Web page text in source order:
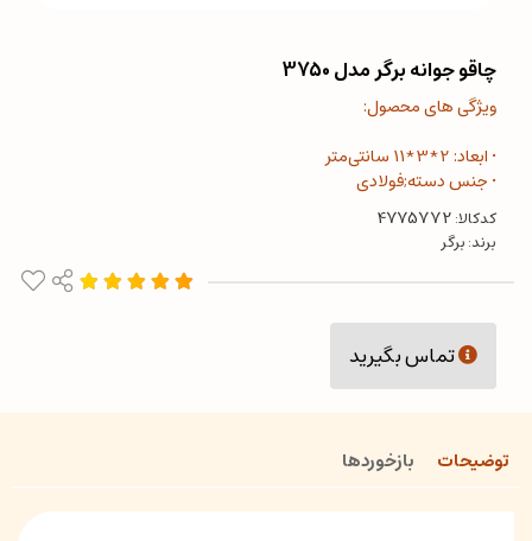
چاقو جوانه برگر مدل 3750
ویژگی های محصول:
• ابعاد: 2*3*11 سانتی‌متر
• جنس دسته;فولادی
کدکالا:
برند:برگر
تماس بگیرید
توضیحات بازخوردها